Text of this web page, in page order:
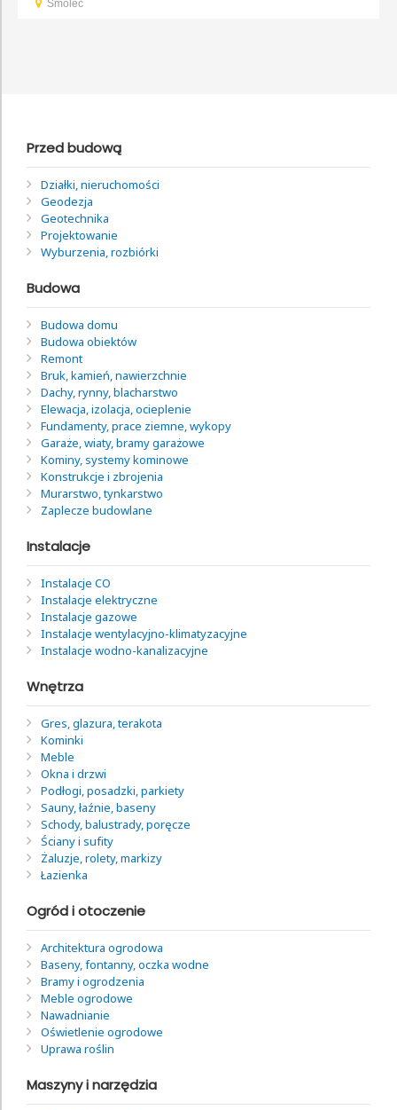
Smolec
Przed budową
Działki, nieruchomości
Geodezja
Geotechnika
Projektowanie
Wyburzenia, rozbiórki
Budowa
Budowa domu
Budowa obiektów
Remont
Bruk, kamień, nawierzchnie
Dachy, rynny, blacharstwo
Elewacja, izolacja, ocieplenie
Fundamenty, prace ziemne, wykopy
Garaże, wiaty, bramy garażowe
Kominy, systemy kominowe
Konstrukcje i zbrojenia
Murarstwo, tynkarstwo
Zaplecze budowlane
Instalacje
Instalacje CO
Instalacje elektryczne
Instalacje gazowe
Instalacje wentylacyjno-klimatyzacyjne
Instalacje wodno-kanalizacyjne
Wnętrza
Gres, glazura, terakota
Kominki
Meble
Okna i drzwi
Podłogi, posadzki, parkiety
Sauny, łaźnie, baseny
Schody, balustrady, poręcze
Ściany i sufity
Żaluzje, rolety, markizy
Łazienka
Ogród i otoczenie
Architektura ogrodowa
Baseny, fontanny, oczka wodne
Bramy i ogrodzenia
Meble ogrodowe
Nawadnianie
Oświetlenie ogrodowe
Uprawa roślin
Maszyny i narzędzia